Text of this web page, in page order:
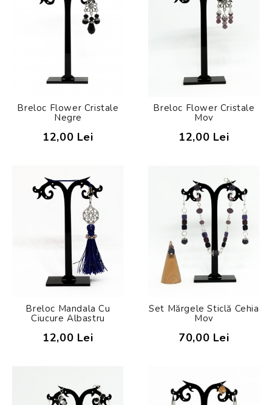
Breloc Flower Cristale
Negre
12,00 Lei
Breloc Flower Cristale
Mov
12,00 Lei
Breloc Mandala Cu
Ciucure Albastru
12,00 Lei
Set Mărgele Sticlă Cehia
Mov
70,00 Lei